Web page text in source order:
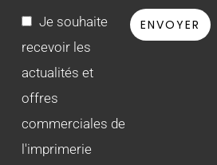
Je souhaite
recevoir les
actualités et
offres
commerciales de
l'imprimerie